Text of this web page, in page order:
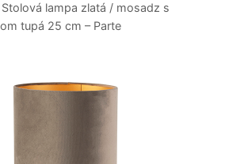
Stolová lampa zlatá / mosadz s
tupá 25 cm – Parte